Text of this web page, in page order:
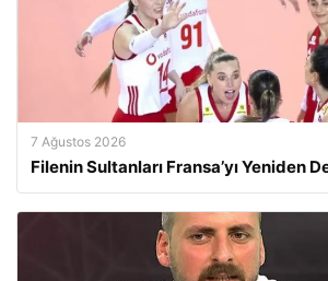
7 Ağustos 2026
Filenin Sultanları Fransa’yı Yeniden